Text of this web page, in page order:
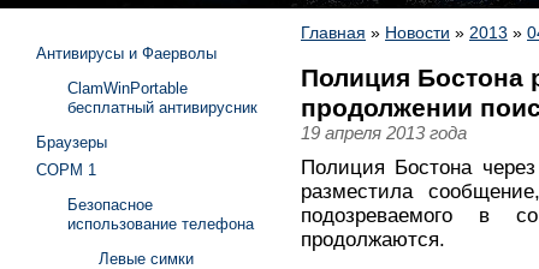
Главная » Новости » 2013 »
Полиция Бостона
продолжении
19 апреля 2013 года
Полиция Бостона
разместила
подозреваемого в
продолжаются.
Антивирусы и Фаерволы
ClamWinPortable
бесплатный антивирусник
Браузеры
СОРМ 1
Безопасное
использование телефона
Левые симки